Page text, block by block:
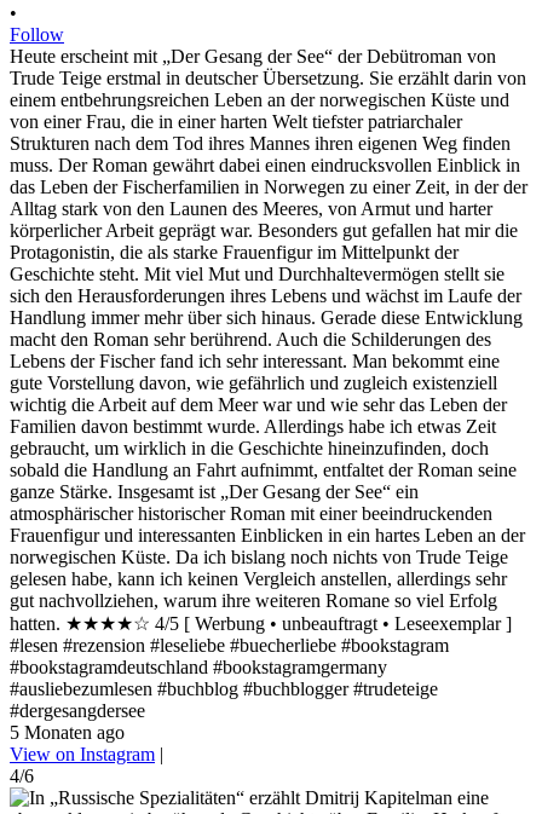
•
Follow
Heute erscheint mit „Der Gesang der See“ der Debütroman von
Trude Teige erstmal in deutscher Übersetzung. Sie erzählt darin von
einem entbehrungsreichen Leben an der norwegischen Küste und
von einer Frau, die in einer harten Welt tiefster patriarchaler
Strukturen nach dem Tod ihres Mannes ihren eigenen Weg finden
muss. Der Roman gewährt dabei einen eindrucksvollen Einblick in
das Leben der Fischerfamilien in Norwegen zu einer Zeit, in der der
Alltag stark von den Launen des Meeres, von Armut und harter
körperlicher Arbeit geprägt war. Besonders gut gefallen hat mir die
Protagonistin, die als starke Frauenfigur im Mittelpunkt der
Geschichte steht. Mit viel Mut und Durchhaltevermögen stellt sie
sich den Herausforderungen ihres Lebens und wächst im Laufe der
Handlung immer mehr über sich hinaus. Gerade diese Entwicklung
macht den Roman sehr berührend. Auch die Schilderungen des
Lebens der Fischer fand ich sehr interessant. Man bekommt eine
gute Vorstellung davon, wie gefährlich und zugleich existenziell
wichtig die Arbeit auf dem Meer war und wie sehr das Leben der
Familien davon bestimmt wurde. Allerdings habe ich etwas Zeit
gebraucht, um wirklich in die Geschichte hineinzufinden, doch
sobald die Handlung an Fahrt aufnimmt, entfaltet der Roman seine
ganze Stärke. Insgesamt ist „Der Gesang der See“ ein
atmosphärischer historischer Roman mit einer beeindruckenden
Frauenfigur und interessanten Einblicken in ein hartes Leben an der
norwegischen Küste. Da ich bislang noch nichts von Trude Teige
gelesen habe, kann ich keinen Vergleich anstellen, allerdings sehr
gut nachvollziehen, warum ihre weiteren Romane so viel Erfolg
hatten. ★★★★☆ 4/5 [ Werbung • unbeauftragt • Leseexemplar ]
#lesen #rezension #leseliebe #buecherliebe #bookstagram
#bookstagramdeutschland #bookstagramgermany
#ausliebezumlesen #buchblog #buchblogger #trudeteige
#dergesangdersee
5 Monaten ago
View on Instagram |
4/6